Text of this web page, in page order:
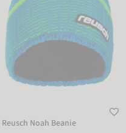
Reusch Noah Beanie